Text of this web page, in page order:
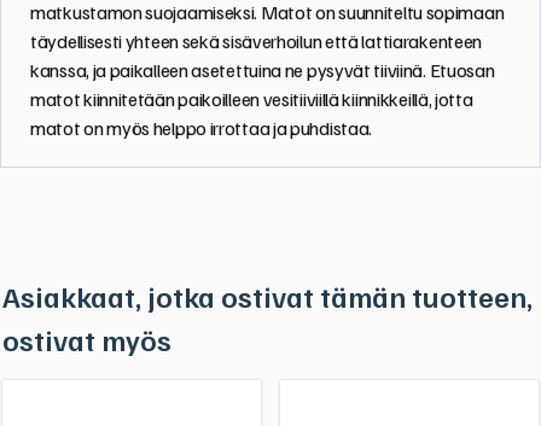
matkustamon suojaamiseksi. Matot on suunniteltu sopimaan
täydellisesti yhteen sekä sisäverhoilun että lattiarakenteen
kanssa, ja paikalleen asetettuina ne pysyvät tiiviinä. Etuosan
matot kiinnitetään paikoilleen vesitiiviillä kiinnikkeillä, jotta
matot on myös helppo irrottaa ja puhdistaa.
Asiakkaat, jotka ostivat tämän tuotteen,
ostivat myös